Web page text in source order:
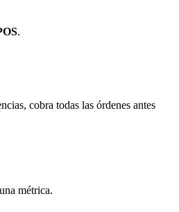
.
cobra todas las órdenes antes
métrica.